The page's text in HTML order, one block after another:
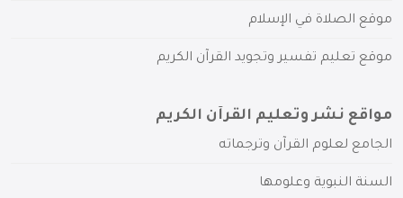
موقع الصلاة في الإسلام
موقع تعليم تفسير وتجويد القرآن الكريم
مواقع نشر وتعليم القرآن الكريم
الجامع لعلوم القرآن وترجماته
السنة النبوية وعلومها